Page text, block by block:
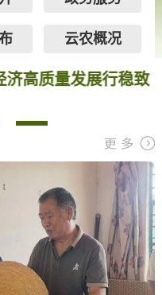
云农概况
李强签署国务院令